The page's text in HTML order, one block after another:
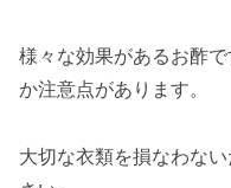
様々な効果があるお酢
か注意点があります。
大切な衣類を損なわな